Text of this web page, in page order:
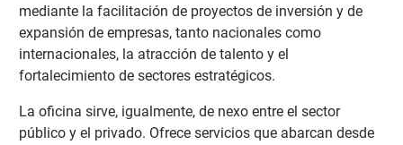
mediante la facilitación de proyectos de inversión y de
expansión de empresas, tanto nacionales como
internacionales, la atracción de talento y el
fortalecimiento de sectores estratégicos.
La oficina sirve, igualmente, de nexo entre el sector
público y el privado. Ofrece servicios que abarcan desde